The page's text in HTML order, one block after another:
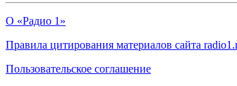
О «Радио 1»
Правила цитирования материалов сайта
Пользовательское соглашение